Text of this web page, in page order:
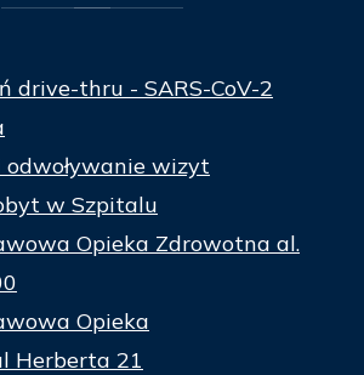
drive-thru - SARS-CoV-2
wizyt
w Szpitalu
Opieka Zdrowotna al.
Opieka
Herberta 21